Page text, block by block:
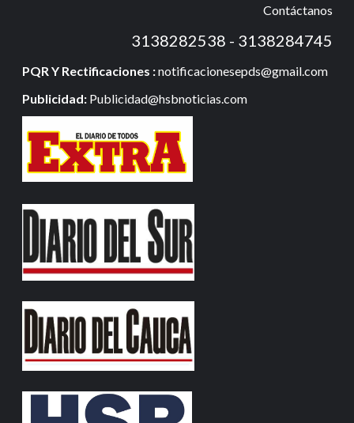
Contáctanos
3138282538 - 3138284745
PQR Y Rectificaciones :notificacionesepds@gmail.com
Publicidad: Publicidad@hsbnoticias.com